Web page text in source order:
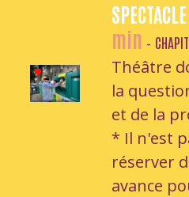
SPECTACLE
min -
Théâtre
la
et de la
* Il n'est
réserver
avance